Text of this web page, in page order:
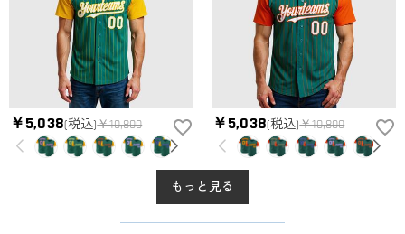
￥5,038(税込)￥10,800 ￥5,038(税込)￥10,800
もっと見る